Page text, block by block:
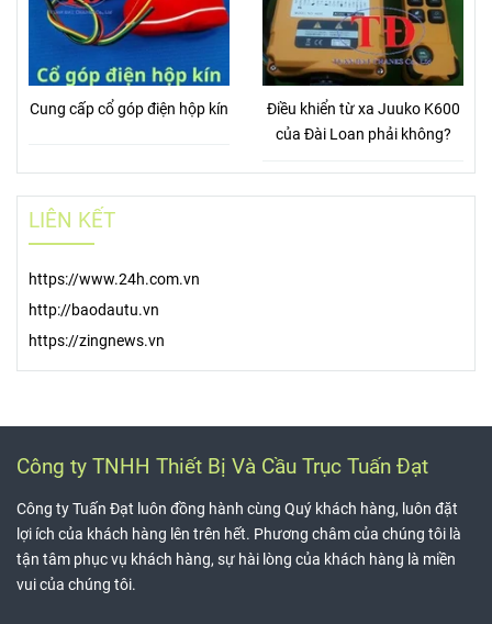
Cung cấp cổ góp điện hộp kín
Điều khiển từ xa Juuko K600
của Đài Loan phải không?
LIÊN KẾT
https://www.24h.com.vn
http://baodautu.vn
https://zingnews.vn
Công ty TNHH Thiết Bị Và Cầu Trục Tuấn Đạt
Công ty Tuấn Đạt luôn đồng hành cùng Quý khách hàng, luôn đặt
lợi ích của khách hàng lên trên hết. Phương châm của chúng tôi là
tận tâm phục vụ khách hàng, sự hài lòng của khách hàng là miền
vui của chúng tôi.